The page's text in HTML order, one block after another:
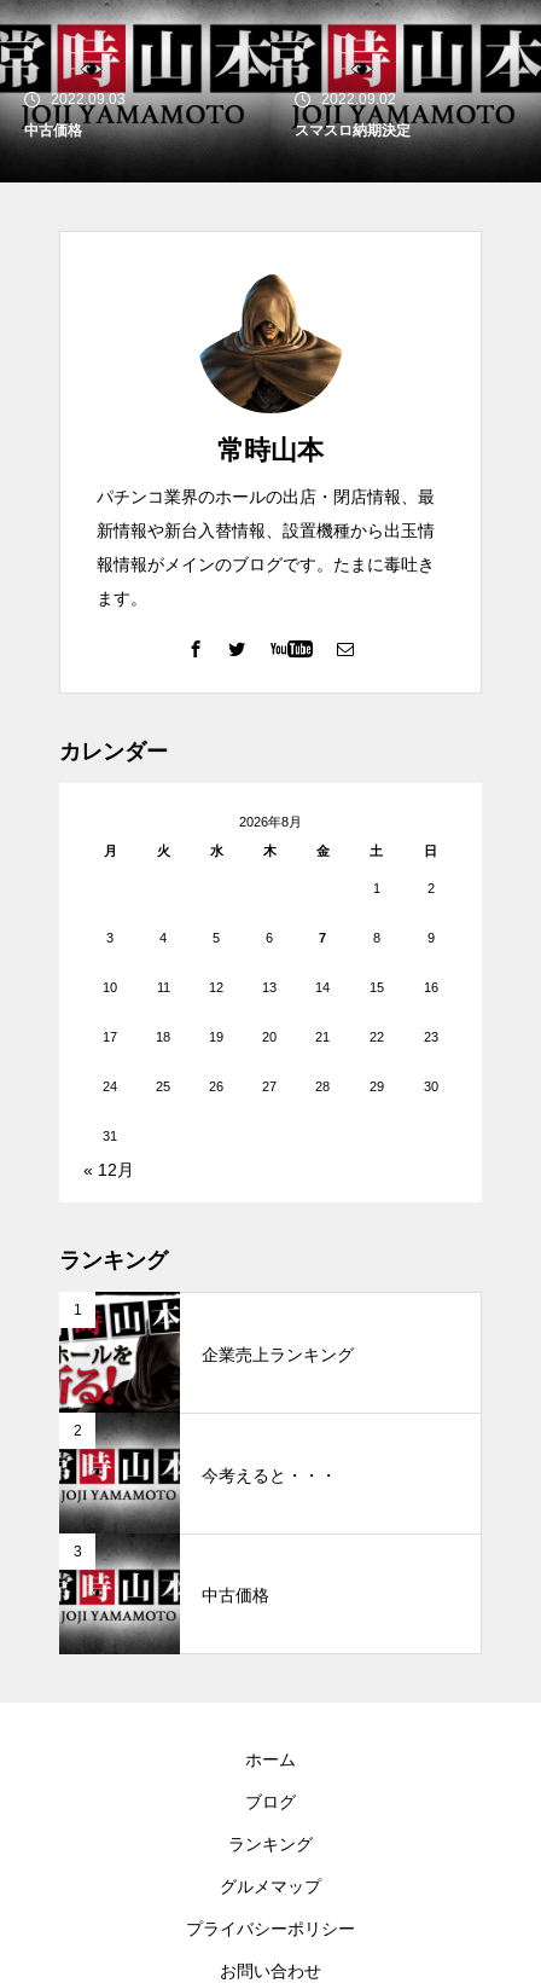
2022.09.03
中古価格
2022.09.02
スマスロ納期決定
常時山本
パチンコ業界のホールの出店・閉店情報、最
新情報や新台入替情報、設置機種から出玉情
報情報がメインのブログです。たまに毒吐き
ます。
カレンダー
2026年8月
月
火 水 木 金 土 日
1 2
3 4 5 6 7 8 9
10 11 12 13 14 15 16
17 18 19 20 21 22 23
24 25 26 27 28 29 30
31
« 12月
ランキング
1
企業売上ランキング
2
今考えると・・・
3
中古価格
ホーム
ブログ
ランキング
グルメマップ
プライバシーポリシー
お問い合わせ